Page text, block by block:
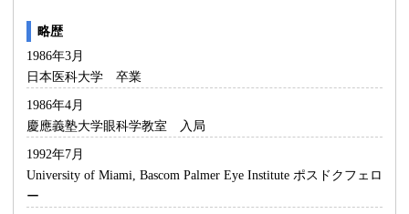
略歴
1986年3月
日本医科大学 卒業
1986年4月
慶應義塾大学眼科学教室 入局
1992年7月
University of Miami, Bascom Palmer Eye Institute ポスドクフェロ
ー